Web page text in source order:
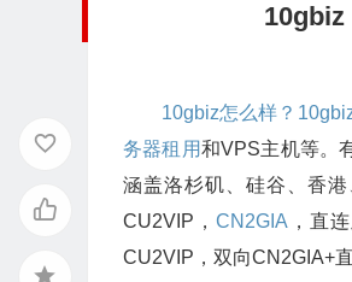
10gbiz
10gbiz怎么样？
务器租用和VPS主机等。
涵盖洛杉矶、硅谷、香
CU2VIP， CN2GIA ，直
CU2VIP，双向CN2GIA+